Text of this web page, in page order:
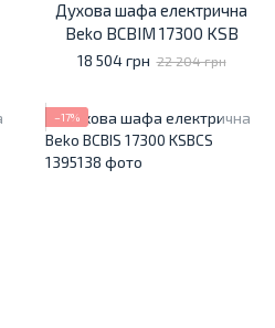
Духова шафа електрична
Beko BCBIM 17300 KSB
18 504 грн 22 204 грн
−17%